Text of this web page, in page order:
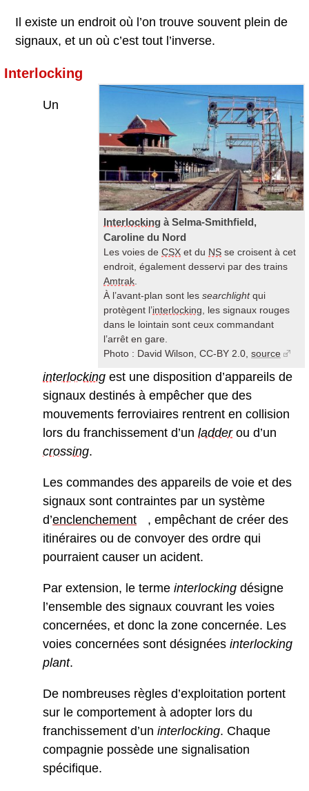
Il existe un endroit où l’on trouve souvent plein de
signaux, et un où c’est tout l’inverse.
Interlocking
Interlocking à Selma-Smithfield,
Caroline du Nord
Les voies de CSX et du NS se croisent à cet
endroit, également desservi par des trains
Amtrak
À l’avant-plan sont les searchlightqui
protègent l’interlocking , les signaux rouges
dans le lointain sont ceux commandant
l’arrêt en gare.
Photo : David Wilson, CC-BY 2.0, source
Un
interlocking est une disposition d’appareils de
signaux destinés à empêcher que des
mouvements ferroviaires rentrent en collision
lors du franchissement d’un ladderou d’un
crossing.
Les commandes des appareils de voie et des
signaux sont contraintes par un système
d’enclenchement
, empêchant de créer des
itinéraires ou de convoyer des ordre qui
pourraient causer un acident.
Par extension, le terme interlocking désigne
l’ensemble des signaux couvrant les voies
concernées, et donc la zone concernée. Les
voies concernées sont désignées interlocking
plant.
De nombreuses règles d’exploitation portent
sur le comportement à adopter lors du
franchissement d’un interlocking. Chaque
compagnie possède une signalisation
spécifique.